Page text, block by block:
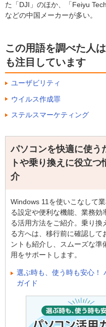
た「DJI」のほか、「Feiyu
などの中国メーカーが多い。
この用語を調べた人
も注目しています
ユーザビリティ
ウイルス作成罪
ステルスマーケティング
パソコンを快適に使う
トや乗り換えに役立つ
介
Windows 11を使いこなして
る設定や便利な機能、業務効
る活用方法をご紹介。乗り換
る方へは、移行前に確認して
ントも紹介し、スムーズな準
用をサポートします。
選ぶ時も、使う時も安心！
ガイド